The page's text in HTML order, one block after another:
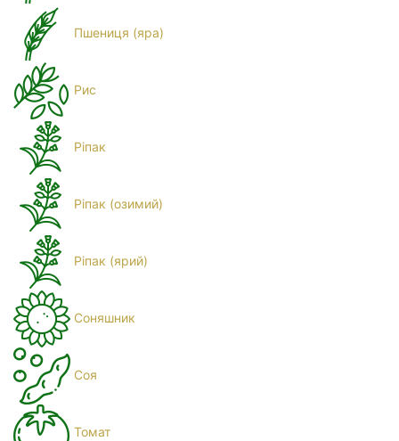
Пшениця (яра)
Рис
Ріпак
Ріпак (озимий)
Ріпак (ярий)
Соняшник
Соя
Томат